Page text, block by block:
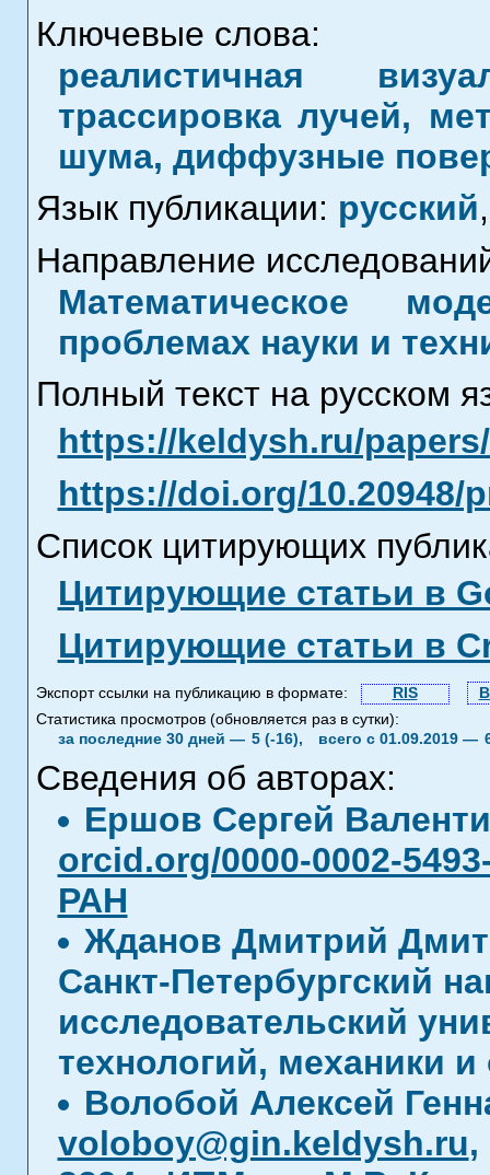
Ключевые слова:
реалистичная
трассировка лучей,
шума, диффузные
Язык публикации: русский,
Направление
Математическое
проблемах науки и
Полный текст на русском
https://keldysh.ru/
https://doi.org/10.20948/
Список цитирующих
Цитирующие статьи в
Цитирующие статьи в
Экспорт ссылки на публикацию в формате: RIS
Статистика просмотров (обновляется раз в сутки):
за последние 30 дней — 5 (-16), всего с 01.09.2019 —
Сведения об авторах:
Ершов Сергей
orcid.org/0000-0002-
РАН
Жданов Дмитрий
Санкт-Петербургский
исследовательский
технологий, механики и
Волобой Алексей
voloboy@gin.keldysh.ru